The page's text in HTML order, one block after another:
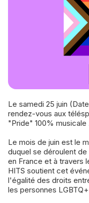
Le samedi 25 juin (Date Métropole, ndlr), MTV HITS donne
rendez-vous aux
"Pride" 100% musicale
Le mois de juin est le
duquel se déroulent
en France et à travers
HITS soutient cet
l'égalité des droits
les personnes